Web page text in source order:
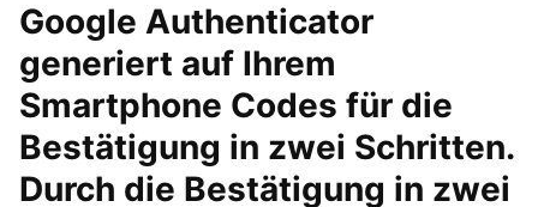
Google Authenticator
generiert auf Ihrem
Smartphone Codes für die
Bestätigung in zwei Schritten.
Durch die Bestätigung in zwei